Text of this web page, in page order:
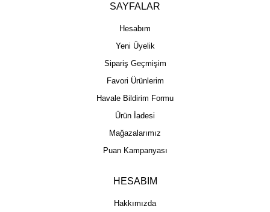
SAYFALAR
Hesabım
Yeni Üyelik
Sipariş Geçmişim
Favori Ürünlerim
Havale Bildirim Formu
Ürün İadesi
Mağazalarımız
Puan Kampanyası
HESABIM
Hakkımızda